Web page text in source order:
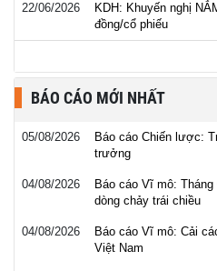
22/06/2026
KDH: Khuyến nghị
đồng/cổ phiếu
BÁO CÁO MỚI NHẤT
05/08/2026
Báo cáo Chiến lược:
trưởng
04/08/2026
Báo cáo Vĩ mô:
dòng chảy trái chiều
04/08/2026
Báo cáo Vĩ mô: Cải
Việt Nam